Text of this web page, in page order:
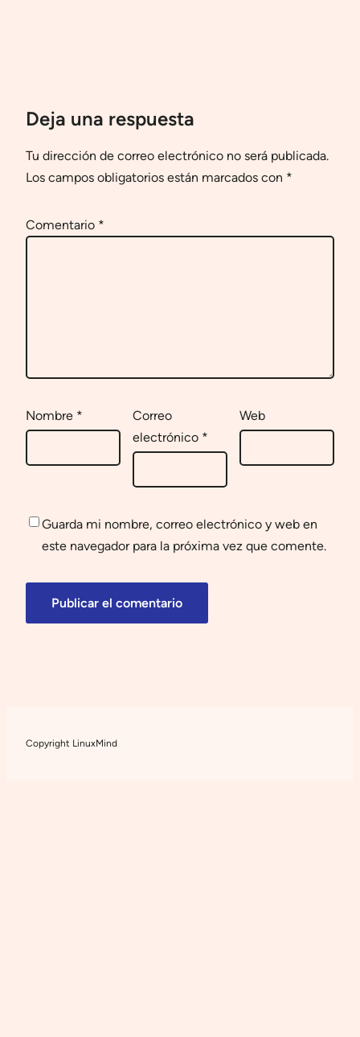
Deja una respuesta
Tu dirección de correo electrónico no será publicada.
Los campos obligatorios están marcados con *
Comentario *
Nombre *
Correo
electrónico *
Web
Guarda mi nombre, correo electrónico y web en
este navegador para la próxima vez que comente.
Copyright LinuxMind